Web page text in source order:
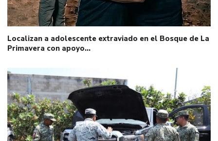
Localizan a adolescente extraviado en el Bosque de La
Primavera con apoyo…